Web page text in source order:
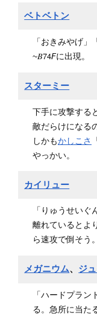
ベトベトン
「おきみやげ
~𝐵𝟩𝟦𝘍に出現。
スターミー
下手に攻撃する
敵だらけになる
しかもかしこさ
やっかい。
カイリュー
「りゅうせいぐ
離れているとよ
ら速攻で倒そう。
メガニウム、 ジ
「ハードプラン
る。急所に当た